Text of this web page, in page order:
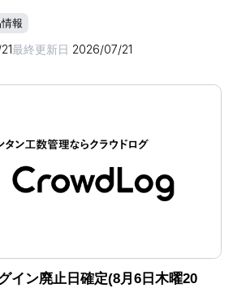
報
最終更新日 2026/07/21
イン廃止日確定(8月6日木曜20